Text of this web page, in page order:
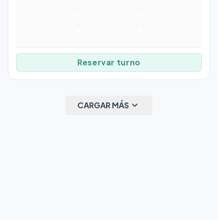
Reservar turno
CARGAR MÁS keyboard_arrow_down